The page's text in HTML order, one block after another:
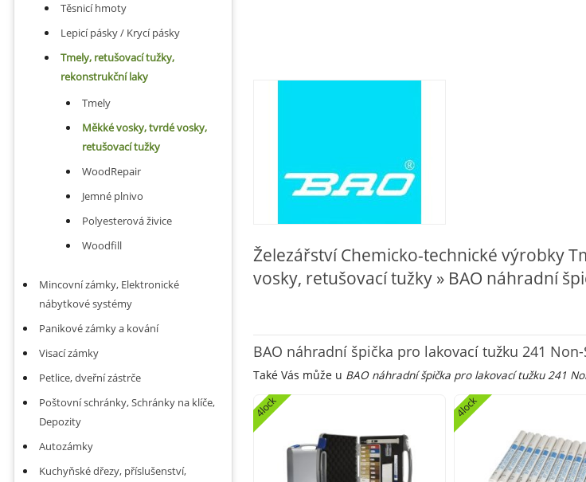
Železářství Chemicko-technické výrobky
vosky, retušovací tužky » BAO náhradní
BAO náhradní špička pro lakovací tužku 241
Také Vás může u BAO náhradní špička pro lakovací tužku 241
4lock 4lock
Těsnicí hmoty
Lepicí pásky / Krycí pásky
Tmely, retušovací tužky,
rekonstrukční laky
Tmely
Měkké vosky, tvrdé vosky,
retušovací tužky
WoodRepair
Jemné plnivo
Polyesterová živice
Woodfill
Mincovní zámky, Elektronické
nábytkové systémy
Panikové zámky a kování
Visací zámky
Petlice, dveřní zástrče
Poštovní schránky, Schránky na klíče,
Depozity
Autozámky
Kuchyňské dřezy, příslušenství,